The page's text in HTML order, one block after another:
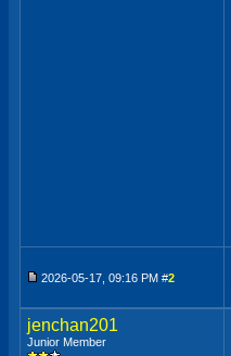
2026-05-17, 09:16 PM #2
jenchan201
Junior Member